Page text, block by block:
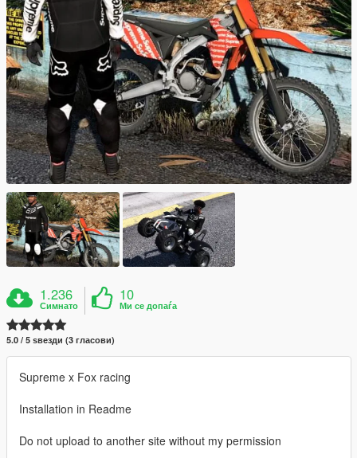
1.236
Симнато
10
Ми се допаѓа
5.0 / 5 ѕвезди (3 гласови)
Supreme x Fox racing
Installation in Readme
Do not upload to another site without my permission